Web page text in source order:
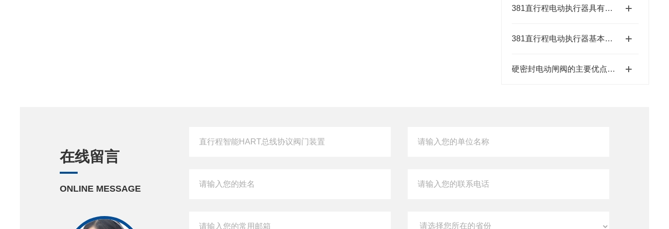
381直行程电动执行器具有结构紧凑、响应速度快等特点
381直行程电动执行器基本特征有哪些呢？
硬密封电动闸阀的主要优点和使用工作环境要求
在线留言
ONLINE MESSAGE